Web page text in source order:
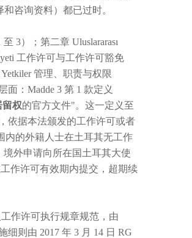
咨询资料）都已过时。
3）；第二章 Uluslararası
工作许可与工作许可豁免
管理、职责与权限
面：Madde 3 第 1 款定义
留权的官方文件"。这一定义至
依据本法颁发的工作许可或者
内的外籍人士在土耳其无工作
外申请向所在国土耳其大使
作许可有效期内提交，超期续
工作许可执行规章规范，由
细则由 2017 年 3 月 14 日 RG